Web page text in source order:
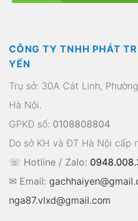
CÔNG TY TNHH PHÁT
YẾN
Trụ sở: 30A Cát Linh,
Hà Nội.
GPKD số: 0108808804
Do sở KH và ĐT Hà Nội cấp
☏ Hotline / Zalo:
✉ Email:
nga87.vlxd@gmail.com